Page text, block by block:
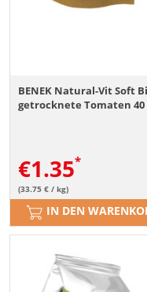
BENEK Natural-Vit Soft
getrocknete Tomaten 40
€1.35
(33.75 € / kg)
IN DEN